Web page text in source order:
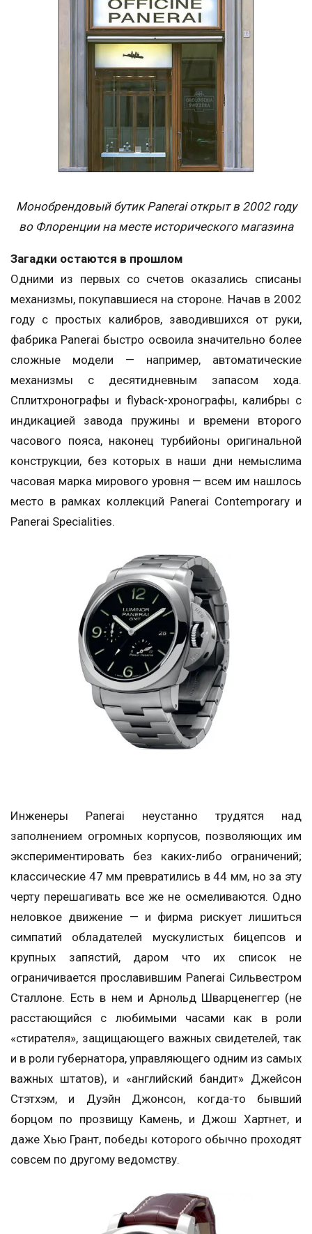
Монобрендовый бутик Panerai открыт в 2002 году
во Флоренции на месте исторического магазина
Загадки остаются в прошлом
Одними из первых со счетов оказались списаны
механизмы, покупавшиеся на стороне. Начав в 2002
году с простых калибров, заводившихся от руки,
фабрика Panerai быстро освоила значительно более
сложные модели — например, автоматические
механизмы с десятидневным запасом хода.
Сплитхронографы и flyback-хронографы, калибры с
индикацией завода пружины и времени второго
часового пояса, наконец турбийоны оригинальной
конструкции, без которых в наши дни немыслима
часовая марка мирового уровня — всем им нашлось
место в рамках коллекций Panerai Contemporary и
Panerai Specialities.
Инженеры Panerai неустанно трудятся над
заполнением огромных корпусов, позволяющих им
экспериментировать без каких-либо ограничений;
классические 47 мм превратились в 44 мм, но за эту
черту перешагивать все же не осмеливаются. Одно
неловкое движение — и фирма рискует лишиться
симпатий обладателей мускулистых бицепсов и
крупных запястий, даром что их список не
ограничивается прославившим Panerai Сильвестром
Сталлоне. Есть в нем и Арнольд Шварценеггер (не
расстающийся с любимыми часами как в роли
«стирателя», защищающего важных свидетелей, так
и в роли губернатора, управляющего одним из самых
важных штатов), и «английский бандит» Джейсон
Стэтхэм, и Дуэйн Джонсон, когда-то бывший
борцом по прозвищу Камень, и Джош Хартнет, и
даже Хью Грант, победы которого обычно проходят
совсем по другому ведомству.